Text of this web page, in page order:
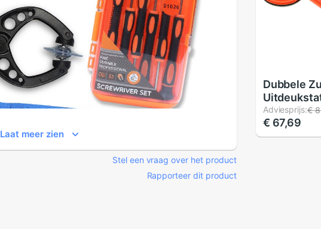
Laat meer zien
Stel een vraag over het product
Rapporteer dit product
Dubbele
Handvat
Tool voor
PC/
Adviesprijs:€
€ 67,69